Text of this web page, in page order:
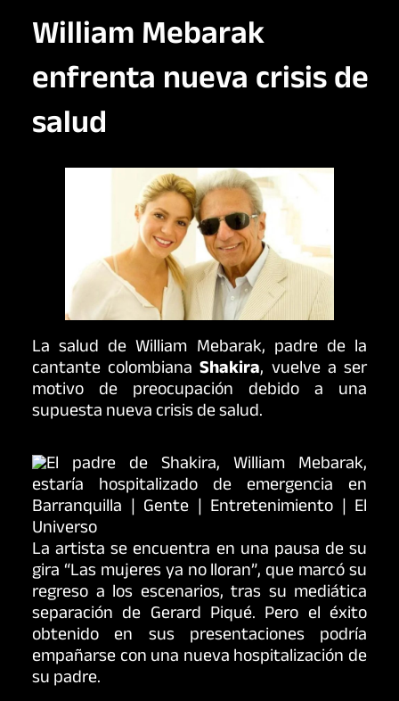
William Mebarak
enfrenta nueva crisis de
salud
La salud de William Mebarak, padre de la
cantante colombianaShakira, vuelve a ser
motivo de preocupación debido a una
supuesta nueva crisis de salud.
La artista se encuentra en una pausa de su
gira “Las mujeres ya no lloran”, que marcó su
regreso a los escenarios, tras su mediática
separación de Gerard Piqué. Pero el éxito
obtenido en sus presentaciones podría
empañarse con una nueva hospitalización de
su padre.